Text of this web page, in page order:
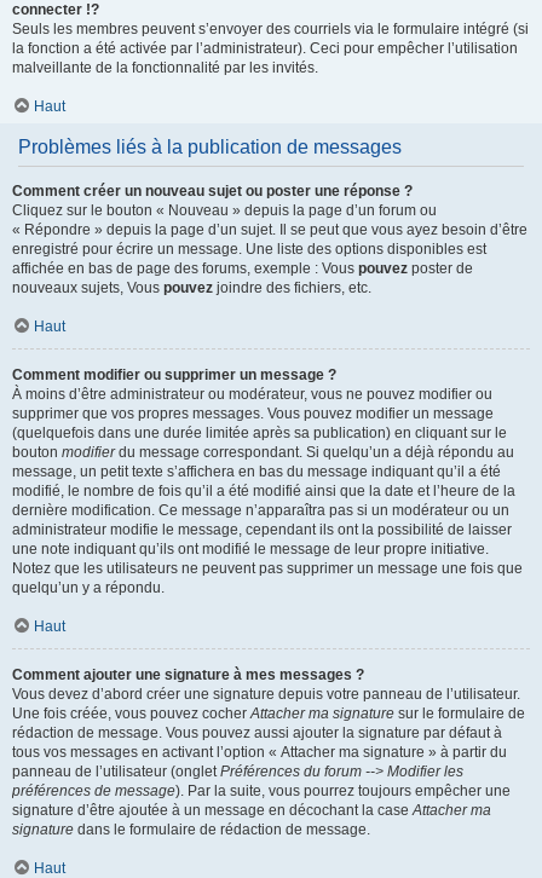
connecter !?
Seuls les membres peuvent s’envoyer des courriels via le formulaire intégré (si
la fonction a été activée par l’administrateur). Ceci pour empêcher l’utilisation
malveillante de la fonctionnalité par les invités.
Haut
Problèmes liés à la publication de messages
Comment créer un nouveau sujet ou poster une réponse ?
Cliquez sur le bouton « Nouveau » depuis la page d’un forum ou
« Répondre » depuis la page d’un sujet. Il se peut que vous ayez besoin d’être
enregistré pour écrire un message. Une liste des options disponibles est
affichée en bas de page des forums, exemple : Vous pouvez poster de
nouveaux sujets, Vous pouvez joindre des fichiers, etc.
Haut
Comment modifier ou supprimer un message ?
À moins d’être administrateur ou modérateur, vous ne pouvez modifier ou
supprimer que vos propres messages. Vous pouvez modifier un message
(quelquefois dans une durée limitée après sa publication) en cliquant sur le
bouton modifierdu message correspondant. Si quelqu’un a déjà répondu au
message, un petit texte s’affichera en bas du message indiquant qu’il a été
modifié, le nombre de fois qu’il a été modifié ainsi que la date et l’heure de la
dernière modification. Ce message n’apparaîtra pas si un modérateur ou un
administrateur modifie le message, cependant ils ont la possibilité de laisser
une note indiquant qu’ils ont modifié le message de leur propre initiative.
Notez que les utilisateurs ne peuvent pas supprimer un message une fois que
quelqu’un y a répondu.
Haut
Comment ajouter une signature à mes messages ?
Vous devez d’abord créer une signature depuis votre panneau de l’utilisateur.
Une fois créée, vous pouvez cocherAttacher ma signature sur le formulaire de
rédaction de message. Vous pouvez aussi ajouter la signature par défaut à
tous vos messages en activant l’option « Attacher ma signature » à partir du
panneau de l’utilisateur (ongletPréférences du forum --> Modifier les
préférences de message). Par la suite, vous pourrez toujours empêcher une
signature d’être ajoutée à un message en décochant la caseAttacher ma
signature dans le formulaire de rédaction de message.
Haut